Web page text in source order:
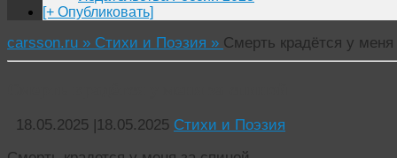
[+ Опубликовать]
carsson.ru » Стихи и Поэзия » Смерть крадётся у меня
18.05.2025 |18.05.2025 Стихи и Поэзия